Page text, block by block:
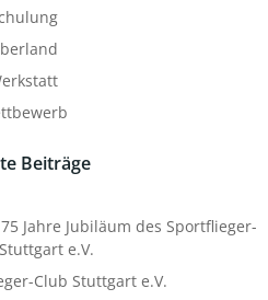
Beiträge
Jahre Jubiläum des Sportflieger-
e.V.
Club Stuttgart e.V.